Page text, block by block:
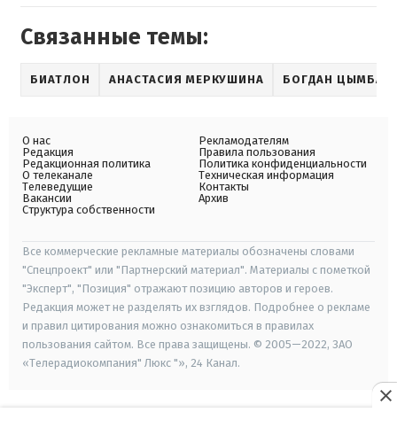
Связанные темы:
БИАТЛОН АНАСТАСИЯ МЕРКУШИНА БОГДАН ЦЫМБАЛ
О нас
Редакция
Редакционная политика
О телеканале
Телеведущие
Вакансии
Структура собственности
Рекламодателям
Правила пользования
Политика конфиденциальности
Техническая информация
Контакты
Архив
Все коммерческие рекламные материалы обозначены словами
"Спецпроект" или "Партнерский материал". Материалы с пометкой
"Эксперт", "Позиция" отражают позицию авторов и героев.
Редакция может не разделять их взглядов. Подробнее о рекламе
и правил цитирования можно ознакомиться в правилах
пользования сайтом. Все права защищены. © 2005—2022, ЗАО
«Телерадиокомпания" Люкс "», 24 Канал.